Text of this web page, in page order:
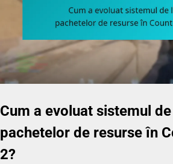
Cum a evoluat sistemul
pachetelor de resurse în
2?